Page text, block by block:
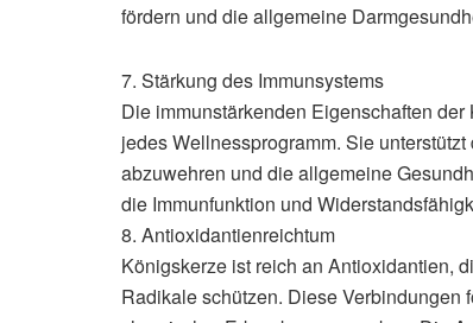
fördern und die allgemeine
7. Stärkung des Immunsystems
Die immunstärkenden Eigenschaften
jedes Wellnessprogramm. Sie
abzuwehren und die allgemeine
die Immunfunktion und
8. Antioxidantienreichtum
Königskerze ist reich an Antioxidantien,
Radikale schützen. Diese